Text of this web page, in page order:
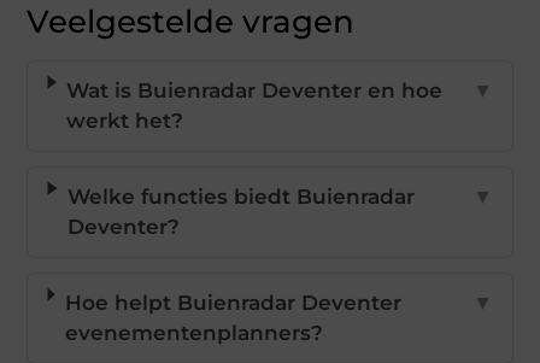
Veelgestelde vragen
Wat is Buienradar Deventer en hoe
werkt het?
▼
Welke functies biedt Buienradar
Deventer?
▼
Hoe helpt Buienradar Deventer
evenementenplanners?
▼